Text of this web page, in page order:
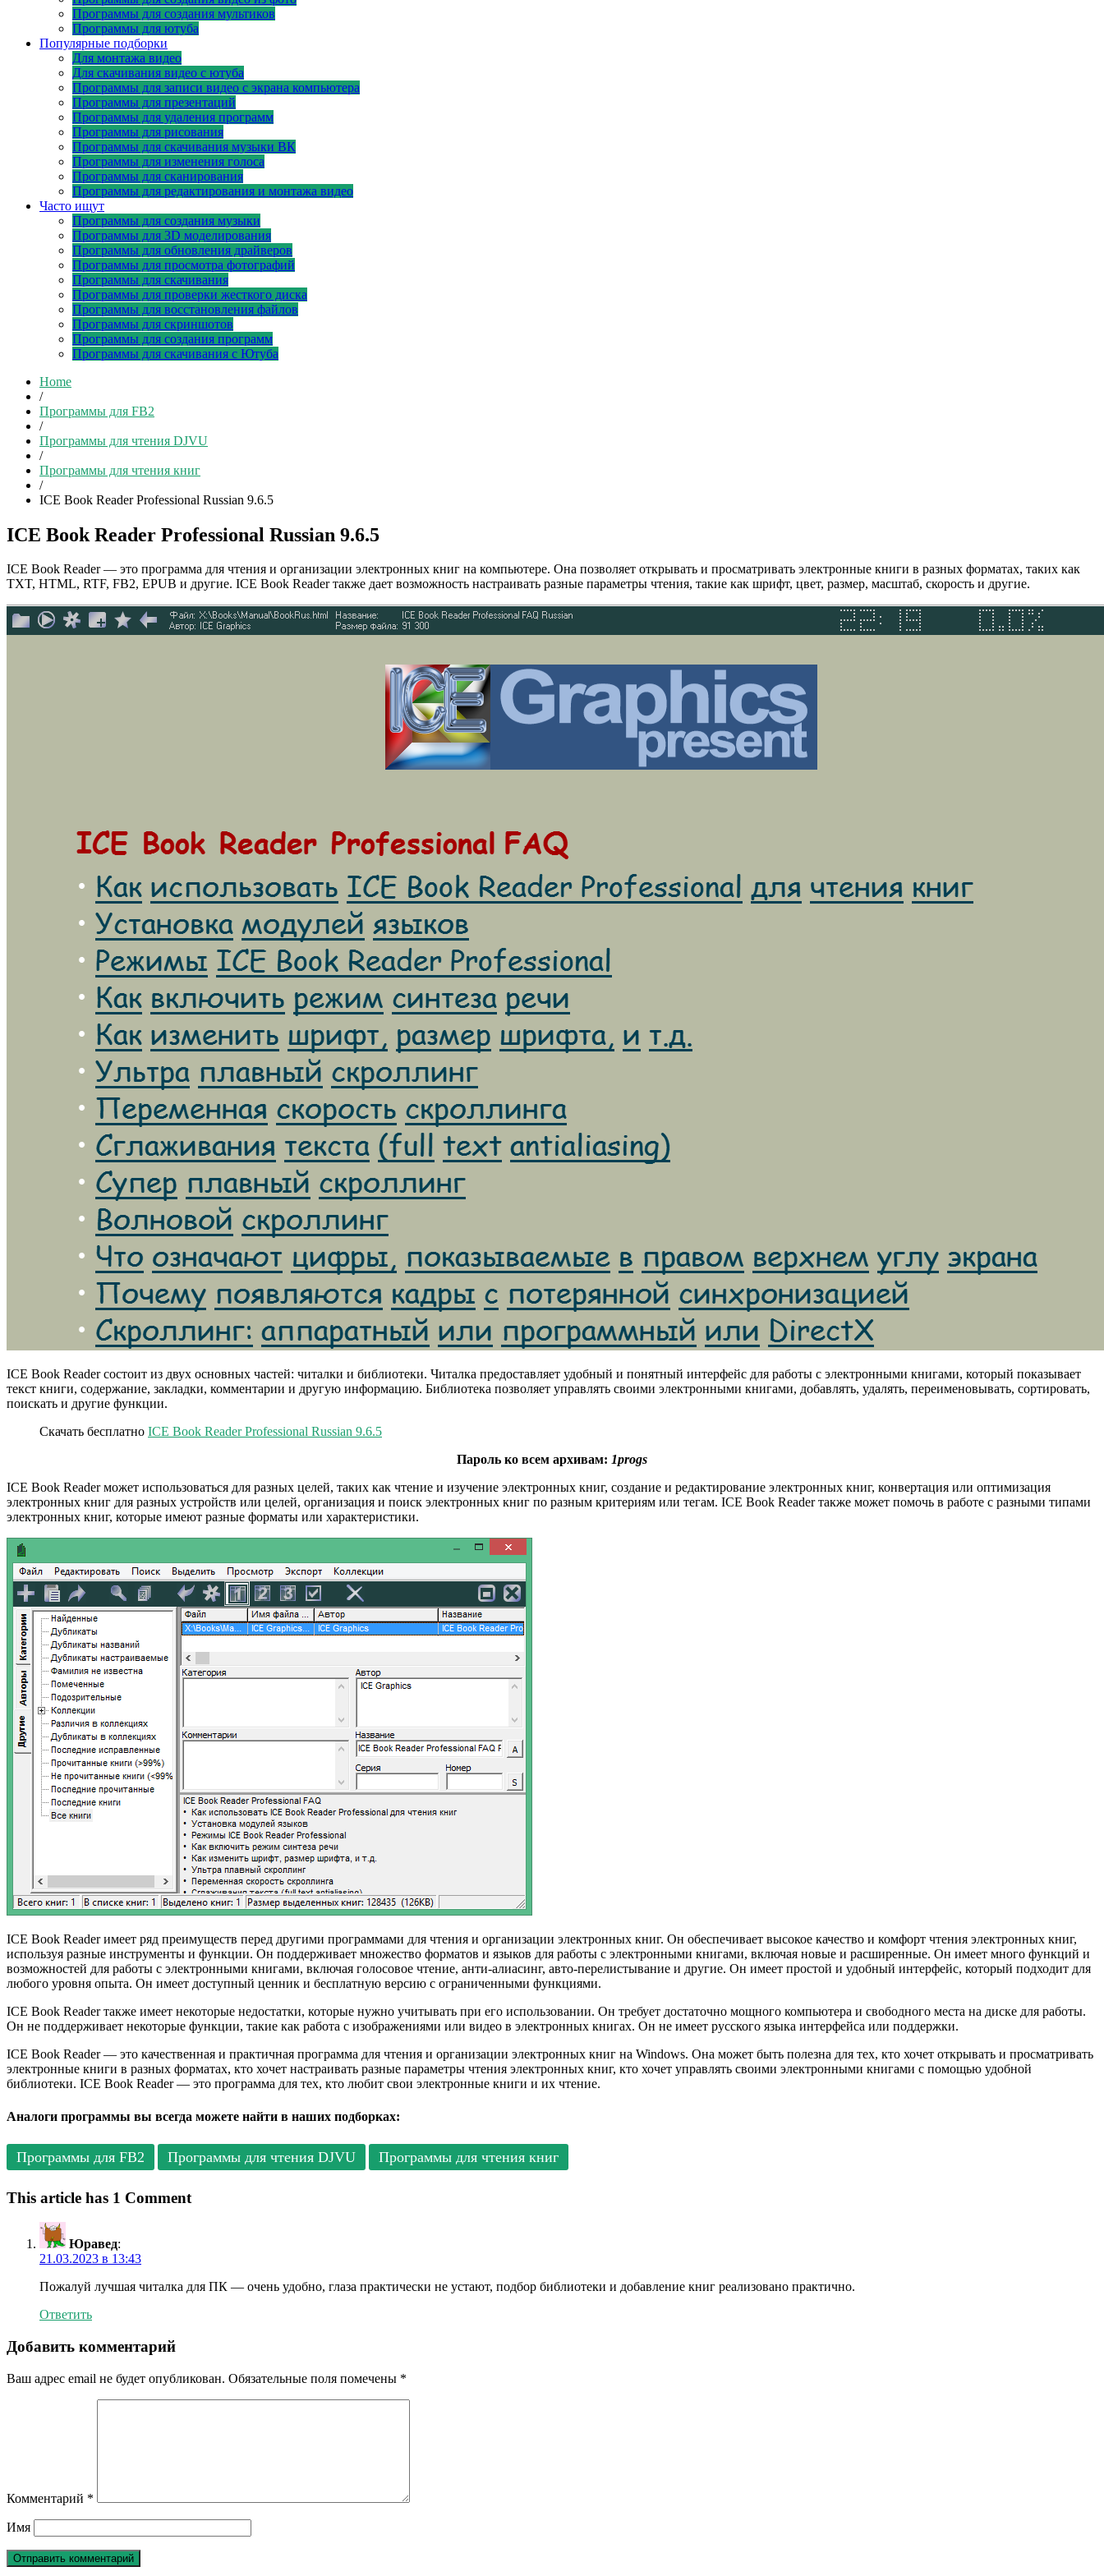
Программы для создания мультиков
Программы для ютуба
Популярные подборки
Для монтажа видео
Для скачивания видео с ютуба
Программы для записи видео с экрана компьютера
Программы для презентаций
Программы для удаления программ
Программы для рисования
Программы для скачивания музыки ВК
Программы для изменения голоса
Программы для сканирования
Программы для редактирования и монтажа видео
Часто ищут
Программы для создания музыки
Программы для 3D моделирования
Программы для обновления драйверов
Программы для просмотра фотографий
Программы для скачивания
Программы для проверки жесткого диска
Программы для восстановления файлов
Программы для скриншотов
Программы для создания программ
Программы для скачивания с Ютуба
Home
/
Программы для FB2
/
Программы для чтения DJVU
/
Программы для чтения книг
/
ICE Book Reader Professional Russian 9.6.5
ICE Book Reader Professional Russian 9.6.5
ICE Book Reader — это программа для чтения и организации электронных книг на компьютере. Она позволяет открывать и просматривать электронные книги в разных форматах, таких как
TXT, HTML, RTF, FB2, EPUB и другие. ICE Book Reader также дает возможность настраивать разные параметры чтения, такие как шрифт, цвет, размер, масштаб, скорость и другие.
ICE Book Reader состоит из двух основных частей: читалки и библиотеки. Читалка предоставляет удобный и понятный интерфейс для работы с электронными книгами, который показывает
текст книги, содержание, закладки, комментарии и другую информацию. Библиотека позволяет управлять своими электронными книгами, добавлять, удалять, переименовывать, сортировать,
поискать и другие функции.
Скачать бесплатно ICE Book Reader Professional Russian 9.6.5
Пароль ко всем архивам: 1progs
ICE Book Reader может использоваться для разных целей, таких как чтение и изучение электронных книг, создание и редактирование электронных книг, конвертация или оптимизация
электронных книг для разных устройств или целей, организация и поиск электронных книг по разным критериям или тегам. ICE Book Reader также может помочь в работе с разными типами
электронных книг, которые имеют разные форматы или характеристики.
ICE Book Reader имеет ряд преимуществ перед другими программами для чтения и организации электронных книг. Он обеспечивает высокое качество и комфорт чтения электронных книг,
используя разные инструменты и функции. Он поддерживает множество форматов и языков для работы с электронными книгами, включая новые и расширенные. Он имеет много функций и
возможностей для работы с электронными книгами, включая голосовое чтение, анти-алиасинг, авто-перелистывание и другие. Он имеет простой и удобный интерфейс, который подходит для
любого уровня опыта. Он имеет доступный ценник и бесплатную версию с ограниченными функциями.
ICE Book Reader также имеет некоторые недостатки, которые нужно учитывать при его использовании. Он требует достаточно мощного компьютера и свободного места на диске для работы.
Он не поддерживает некоторые функции, такие как работа с изображениями или видео в электронных книгах. Он не имеет русского языка интерфейса или поддержки.
ICE Book Reader — это качественная и практичная программа для чтения и организации электронных книг на Windows. Она может быть полезна для тех, кто хочет открывать и просматривать
электронные книги в разных форматах, кто хочет настраивать разные параметры чтения электронных книг, кто хочет управлять своими электронными книгами с помощью удобной
библиотеки. ICE Book Reader — это программа для тех, кто любит свои электронные книги и их чтение.
Аналоги программы вы всегда можете найти в наших подборках:
Программы для FB2 Программы для чтения DJVU Программы для чтения книг
This article has 1 Comment
Юравед:
21.03.2023 в 13:43
Пожалуй лучшая читалка для ПК — очень удобно, глаза практически не устают, подбор библиотеки и добавление книг реализовано практично.
Ответить
Добавить комментарий
Ваш адрес email не будет опубликован. Обязательные поля помечены *
Комментарий *
Имя